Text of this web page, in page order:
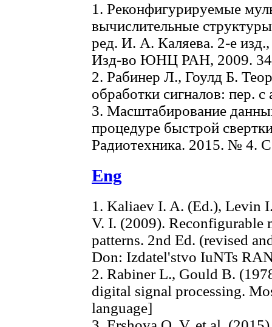
1. Реконфигурируемые
вычислительные
ред. И. А. Каляева. 2-е
Изд-во ЮНЦ РАН, 2009.
2. Рабинер Л., Гоулд Б.
обработки сигналов: пер.
3. Масштабирование
процедуре быстрой
Радиотехника. 2015. № 4.
Eng
1. Kaliaev I. A. (Ed.), Levin
V. I. (2009).
patterns. 2nd Ed. (revised
Don: Izdatel'stvo IuNTs
2. Rabiner L., Gould B.
digital signal processing.
language]